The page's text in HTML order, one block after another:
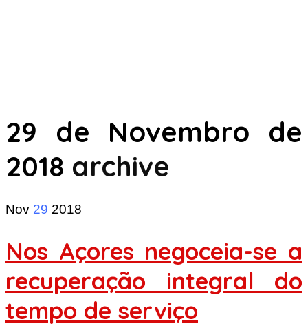
29 de Novembro de
2018 archive
Nov 29 2018
Nos Açores negoceia-se a
recuperação integral do
tempo de serviço